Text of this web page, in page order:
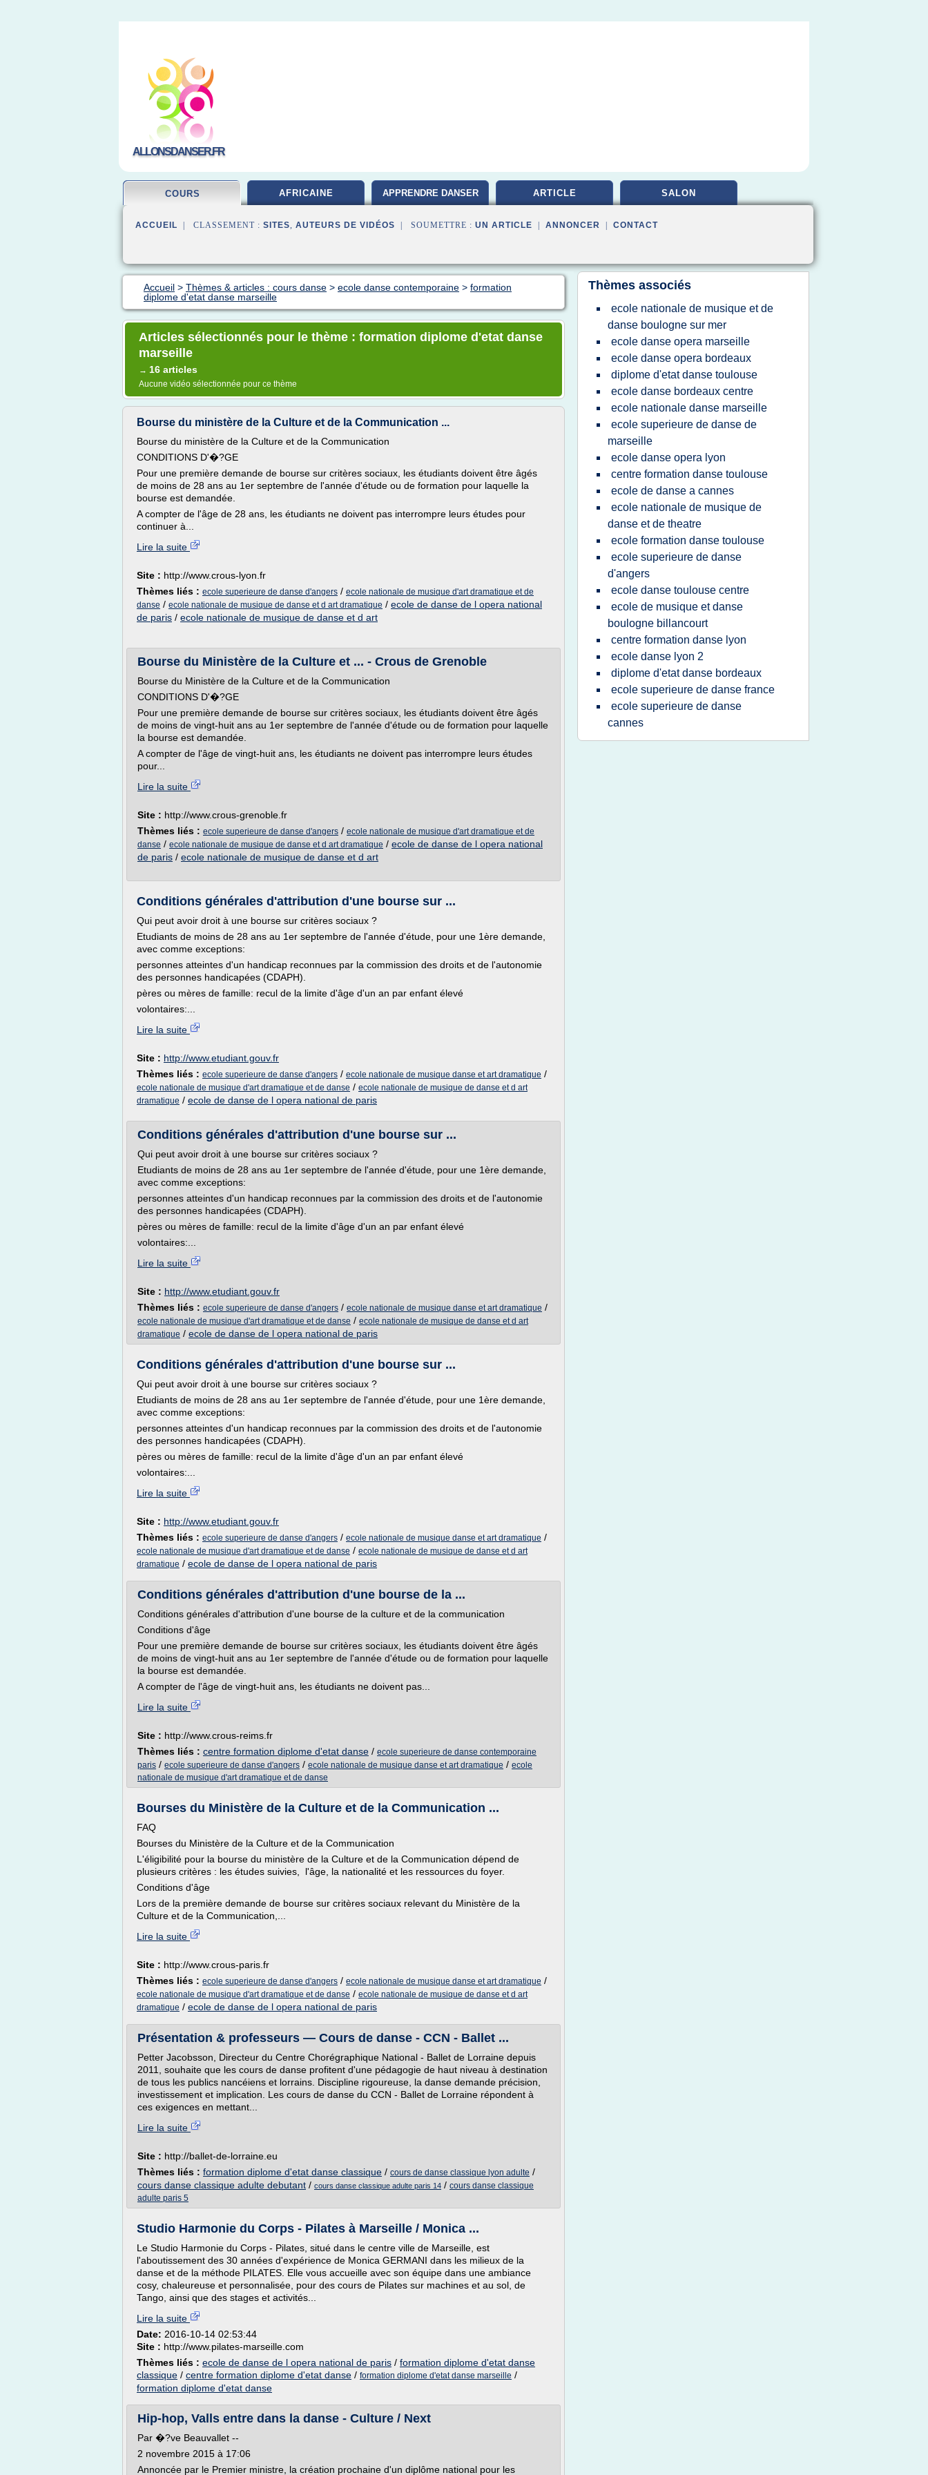
ALLONSDANSER.FR
COURS AFRICAINE APPRENDRE DANSER ARTICLE SALON
ACCUEIL | CLASSEMENT : SITES, AUTEURS DE VIDÉOS | SOUMETTRE : UN ARTICLE ANNONCER CONTACT
Accueil > Thèmes & articles : cours danse > ecole danse contemporaine > formation
diplome d'etat danse marseille
Articles sélectionnés pour le thème : formation diplome d'etat danse
marseille
→ 16 articles
Aucune vidéo sélectionnée pour ce thème
Bourse du ministère de la Culture et de la Communication ...
Bourse du ministère de la Culture et de la Communication
CONDITIONS D'�?GE
Pour une première demande de bourse sur critères sociaux, les étudiants doivent être âgés
de moins de 28 ans au 1er septembre de l'année d'étude ou de formation pour laquelle la
bourse est demandée.
A compter de l'âge de 28 ans, les étudiants ne doivent pas interrompre leurs études pour
continuer à...
Lire la suite
Site : http://www.crous-lyon.fr
Thèmes liés : ecole superieure de danse d'angers / ecole nationale de musique d'art dramatique et de
danse / ecole nationale de musique de danse et d art dramatique / ecole de danse de l opera national
de paris / ecole nationale de musique de danse et d art
Bourse du Ministère de la Culture et ... - Crous de Grenoble
Bourse du Ministère de la Culture et de la Communication
CONDITIONS D'�?GE
Pour une première demande de bourse sur critères sociaux, les étudiants doivent être âgés
de moins de vingt-huit ans au 1er septembre de l'année d'étude ou de formation pour laquelle
la bourse est demandée.
A compter de l'âge de vingt-huit ans, les étudiants ne doivent pas interrompre leurs études
pour...
Lire la suite
Site : http://www.crous-grenoble.fr
Thèmes liés : ecole superieure de danse d'angers / ecole nationale de musique d'art dramatique et de
danse / ecole nationale de musique de danse et d art dramatique / ecole de danse de l opera national
de paris / ecole nationale de musique de danse et d art
Conditions générales d'attribution d'une bourse sur ...
Qui peut avoir droit à une bourse sur critères sociaux ?
Etudiants de moins de 28 ans au 1er septembre de l'année d'étude, pour une 1ère demande,
avec comme exceptions:
personnes atteintes d'un handicap reconnues par la commission des droits et de l'autonomie
des personnes handicapées (CDAPH).
pères ou mères de famille: recul de la limite d'âge d'un an par enfant élevé
volontaires:...
Lire la suite
Site : http://www.etudiant.gouv.fr
Thèmes liés : ecole superieure de danse d'angers / ecole nationale de musique danse et art dramatique /
ecole nationale de musique d'art dramatique et de danse / ecole nationale de musique de danse et d art
dramatique / ecole de danse de l opera national de paris
Conditions générales d'attribution d'une bourse sur ...
Qui peut avoir droit à une bourse sur critères sociaux ?
Etudiants de moins de 28 ans au 1er septembre de l'année d'étude, pour une 1ère demande,
avec comme exceptions:
personnes atteintes d'un handicap reconnues par la commission des droits et de l'autonomie
des personnes handicapées (CDAPH).
pères ou mères de famille: recul de la limite d'âge d'un an par enfant élevé
volontaires:...
Lire la suite
Site : http://www.etudiant.gouv.fr
Thèmes liés : ecole superieure de danse d'angers / ecole nationale de musique danse et art dramatique /
ecole nationale de musique d'art dramatique et de danse / ecole nationale de musique de danse et d art
dramatique / ecole de danse de l opera national de paris
Conditions générales d'attribution d'une bourse sur ...
Qui peut avoir droit à une bourse sur critères sociaux ?
Etudiants de moins de 28 ans au 1er septembre de l'année d'étude, pour une 1ère demande,
avec comme exceptions:
personnes atteintes d'un handicap reconnues par la commission des droits et de l'autonomie
des personnes handicapées (CDAPH).
pères ou mères de famille: recul de la limite d'âge d'un an par enfant élevé
volontaires:...
Lire la suite
Site : http://www.etudiant.gouv.fr
Thèmes liés : ecole superieure de danse d'angers / ecole nationale de musique danse et art dramatique /
ecole nationale de musique d'art dramatique et de danse / ecole nationale de musique de danse et d art
dramatique / ecole de danse de l opera national de paris
Conditions générales d'attribution d'une bourse de la ...
Conditions générales d'attribution d'une bourse de la culture et de la communication
Conditions d'âge
Pour une première demande de bourse sur critères sociaux, les étudiants doivent être âgés
de moins de vingt-huit ans au 1er septembre de l'année d'étude ou de formation pour laquelle
la bourse est demandée.
A compter de l'âge de vingt-huit ans, les étudiants ne doivent pas...
Lire la suite
Site : http://www.crous-reims.fr
Thèmes liés : centre formation diplome d'etat danse / ecole superieure de danse contemporaine
paris / ecole superieure de danse d'angers / ecole nationale de musique danse et art dramatique / ecole
nationale de musique d'art dramatique et de danse
Bourses du Ministère de la Culture et de la Communication ...
FAQ
Bourses du Ministère de la Culture et de la Communication
L'éligibilité pour la bourse du ministère de la Culture et de la Communication dépend de
plusieurs critères : les études suivies, l'âge, la nationalité et les ressources du foyer.
Conditions d'âge
Lors de la première demande de bourse sur critères sociaux relevant du Ministère de la
Culture et de la Communication,...
Lire la suite
Site : http://www.crous-paris.fr
Thèmes liés : ecole superieure de danse d'angers / ecole nationale de musique danse et art dramatique /
ecole nationale de musique d'art dramatique et de danse / ecole nationale de musique de danse et d art
dramatique / ecole de danse de l opera national de paris
Présentation & professeurs — Cours de danse - CCN - Ballet ...
Petter Jacobsson, Directeur du Centre Chorégraphique National - Ballet de Lorraine depuis
2011, souhaite que les cours de danse profitent d'une pédagogie de haut niveau à destination
de tous les publics nancéiens et lorrains. Discipline rigoureuse, la danse demande précision,
investissement et implication. Les cours de danse du CCN - Ballet de Lorraine répondent à
ces exigences en mettant...
Lire la suite
Site : http://ballet-de-lorraine.eu
Thèmes liés : formation diplome d'etat danse classique / cours de danse classique lyon adulte /
cours danse classique adulte debutant / cours danse classique adulte paris 14 / cours danse classique
adulte paris 5
Studio Harmonie du Corps - Pilates à Marseille / Monica ...
Le Studio Harmonie du Corps - Pilates, situé dans le centre ville de Marseille, est
l'aboutissement des 30 années d'expérience de Monica GERMANI dans les milieux de la
danse et de la méthode PILATES. Elle vous accueille avec son équipe dans une ambiance
cosy, chaleureuse et personnalisée, pour des cours de Pilates sur machines et au sol, de
Tango, ainsi que des stages et activités...
Lire la suite
Date: 2016-10-14 02:53:44
Site : http://www.pilates-marseille.com
Thèmes liés : ecole de danse de l opera national de paris / formation diplome d'etat danse
classique / centre formation diplome d'etat danse / formation diplome d'etat danse marseille /
formation diplome d'etat danse
Hip-hop, Valls entre dans la danse - Culture / Next
Par �?ve Beauvallet --
2 novembre 2015 à 17:06
Annoncée par le Premier ministre, la création prochaine d'un diplôme national pour les
Thèmes associés
ecole nationale de musique et de
danse boulogne sur mer
ecole danse opera marseille
ecole danse opera bordeaux
diplome d'etat danse toulouse
ecole danse bordeaux centre
ecole nationale danse marseille
ecole superieure de danse de
marseille
ecole danse opera lyon
centre formation danse toulouse
ecole de danse a cannes
ecole nationale de musique de
danse et de theatre
ecole formation danse toulouse
ecole superieure de danse
d'angers
ecole danse toulouse centre
ecole de musique et danse
boulogne billancourt
centre formation danse lyon
ecole danse lyon 2
diplome d'etat danse bordeaux
ecole superieure de danse france
ecole superieure de danse
cannes